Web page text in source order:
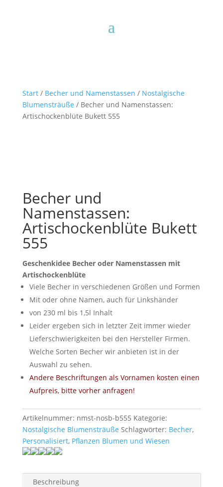
Start/ Becher und Namenstassen / Nostalgische
Blumensträuße / Becher und Namenstassen:
Artischockenblüte Bukett 555
Becher und
Namenstassen:
Artischockenblüte Bukett
555
Geschenkidee Becher oder Namenstassen mit
Artischockenblüte
Viele Becher in verschiedenen Größen und Formen
Mit oder ohne Namen, auch für Linkshänder
von 230 ml bis 1,5l Inhalt
Leider ergeben sich in letzter Zeit immer wieder
Lieferschwierigkeiten bei den Hersteller Firmen.
Welche Sorten Becher wir anbieten ist in der
Auswahl zu sehen.
Andere Beschriftungen als Vornamen kosten einen
Aufpreis, bitte vorher anfragen!
Artikelnummer: nmst-nosb-b555 Kategorie:
Nostalgische Blumensträuße Schlagwörter: Becher,
Personalisiert, Pflanzen Blumen und Wiesen
Beschreibung